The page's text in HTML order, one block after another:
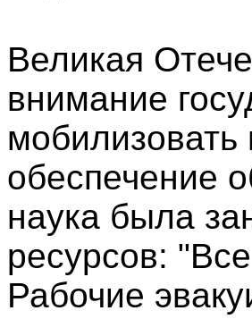
Великая
внимание
обеспечение
наука была
ресурсов:
Рабочие